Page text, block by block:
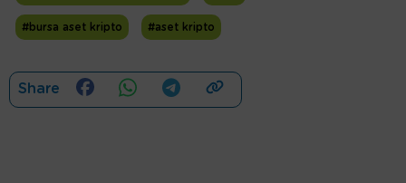
#bursa aset kripto #aset kripto
Share